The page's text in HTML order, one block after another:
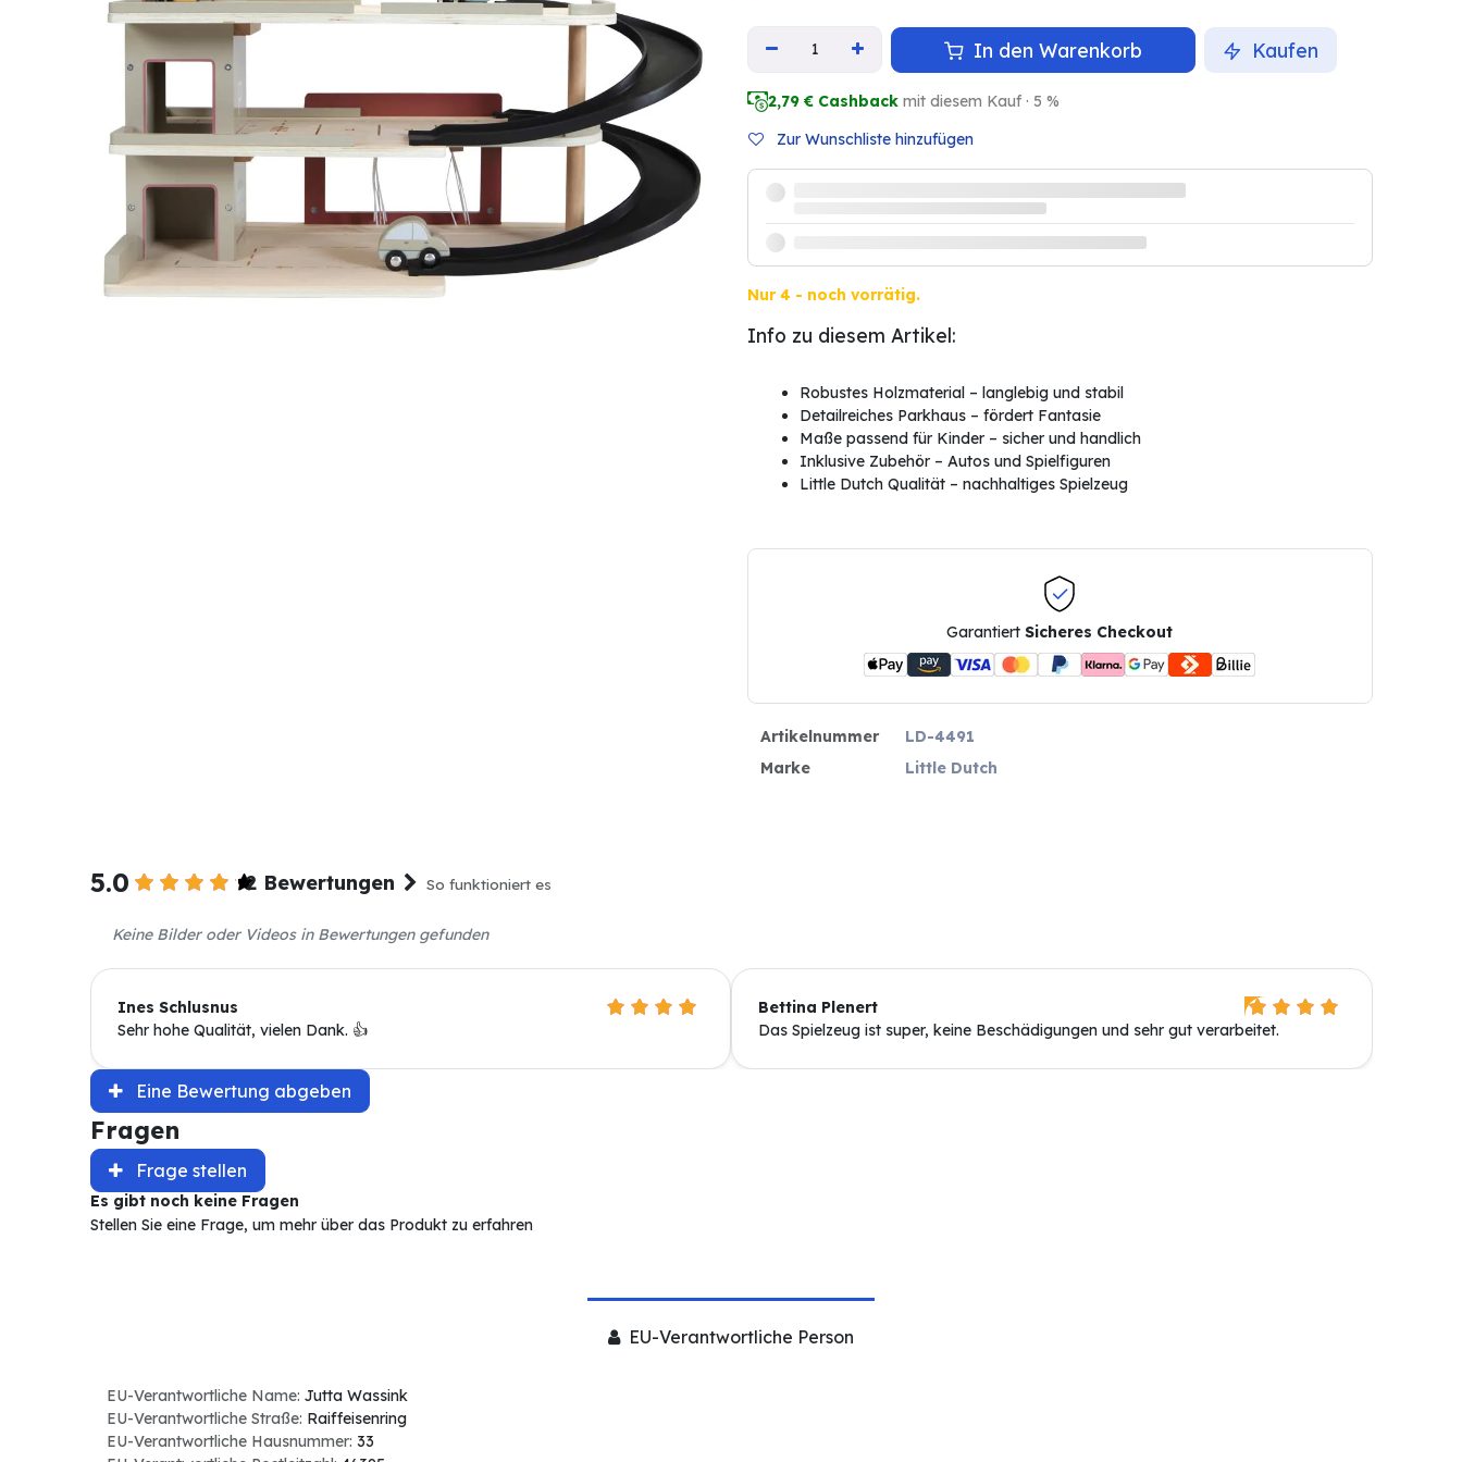
In den Warenkorb Kaufen
2,79 € Cashback mit diesem Kauf · 5 %
Zur Wunschliste hinzufügen
Nur 4 - noch vorrätig.
Info zu diesem Artikel:
Robustes Holzmaterial – langlebig und stabil
Detailreiches Parkhaus – fördert Fantasie
Maße passend für Kinder – sicher und handlich
Inklusive Zubehör – Autos und Spielfiguren
Little Dutch Qualität – nachhaltiges Spielzeug
GarantiertSicheres Checkout
Artikelnummer
LD-4491
Marke
Little Dutch
5.0 2 Bewertungen So funktioniert es
Keine Bilder oder Videos in Bewertungen gefunden
Ines Schlusnus
Sehr hohe Qualität, vielen Dank. 👍
Bettina Plenert
Das Spielzeug ist super, keine Beschädigungen und sehr gut verarbeitet.
Eine Bewertung abgeben
Fragen
Frage stellen
Es gibt noch keine Fragen
Stellen Sie eine Frage, um mehr über das Produkt zu erfahren
EU-Verantwortliche Person
EU-Verantwortliche Name: Jutta Wassink
EU-Verantwortliche Straße: Raiffeisenring
EU-Verantwortliche Hausnummer: 33